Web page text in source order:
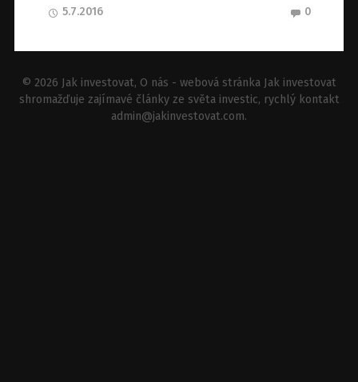
5.7.2016 0
© 2026 Jak investovat, O nás - webová stránka Jak investovat
shromažďuje zajímavé články ze světa investic, rychlý kontakt
admin@jakinvestovat.com.